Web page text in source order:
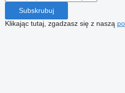
Subskrubuj
Klikając tutaj, zgadzasz się z naszą